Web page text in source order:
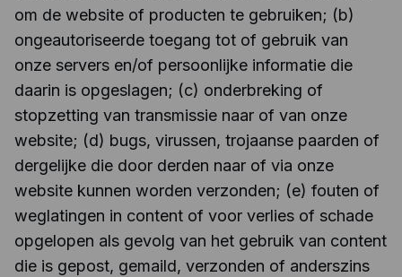
om de website of producten te gebruiken; (b)
ongeautoriseerde toegang tot of gebruik van
onze servers en/of persoonlijke informatie die
daarin is opgeslagen; (c) onderbreking of
stopzetting van transmissie naar of van onze
website; (d) bugs, virussen, trojaanse paarden of
dergelijke die door derden naar of via onze
website kunnen worden verzonden; (e) fouten of
weglatingen in content of voor verlies of schade
opgelopen als gevolg van het gebruik van content
die is gepost, gemaild, verzonden of anderszins